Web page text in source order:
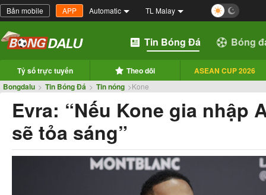
Bản mobile APP Automatic TL Malay
Tin Bóng Đá Bóng
Tỷ số trực tuyến Theo dõi
ASEAN CUP 2026
Bongdalu > Tin Bóng Đá > Tin nóng >Kone
Evra: “Nếu Kone gia nhập
sẽ tỏa sáng”